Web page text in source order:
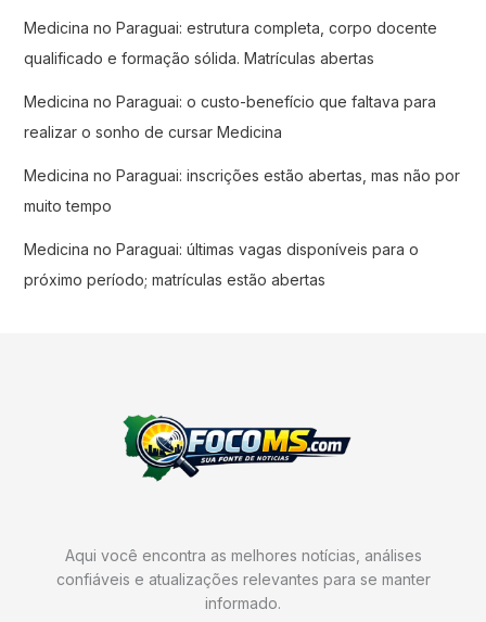
Medicina no Paraguai: estrutura completa, corpo docente
qualificado e formação sólida. Matrículas abertas
Medicina no Paraguai: o custo-benefício que faltava para
realizar o sonho de cursar Medicina
Medicina no Paraguai: inscrições estão abertas, mas não por
muito tempo
Medicina no Paraguai: últimas vagas disponíveis para o
próximo período; matrículas estão abertas
Aqui você encontra as melhores notícias, análises
confiáveis e atualizações relevantes para se manter
informado.